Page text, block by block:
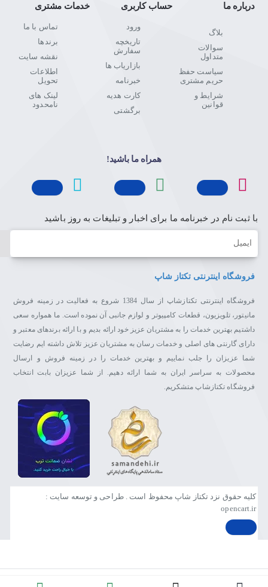
درباره ما
بلاگ
سوالات
متداول
سیاست حفظ
حریم مشتری
شرایط و
قوانین
حساب کاربری
ورود
تاریخچه
سفارش
بازاریاب ها
خبرنامه
کارت هدیه
برگشتی
خدمات مشتری
تماس با ما
برندها
نقشه سایت
اطلاعات
تحویل
لینک های
نامحدود
همراه ما باشید!
با ثبت نام در خبرنامه ما برای اخبار و تبلیغات به روز باشید
ایمیل
فروشگاه اینترنتی تکتاز شاپ
فروشگاه اینترنتی تکتازشاپ از سال 1384 شروع به فعالیت در زمینه فروش
مانیتور، تلویزیون، قطعات کامپیوتر و لوازم جانبی آن نموده است. ما همواره سعی
داشتیم بهترین خدمات را به مشتریان عزیز خود ارائه بدیم و با ارائه برندهای معتبر و
دارای گارنتی های اصلی و خدمات رسان به مشتریان عزیز تلاش داشته ایم رضایت
شما عزیزان را جلب نماییم و بهترین خدمات را در زمینه فروش و ارسال
محصولات به سراسر ایران به شما ارائه دهیم. از شما عزیزان بابت انتخاب
فروشگاه تکتازشاپ متشکریم.
کلیه حقوق نزد تکتاز شاپ محفوظ است . طراحی و توسعه سایت :
opencart.ir